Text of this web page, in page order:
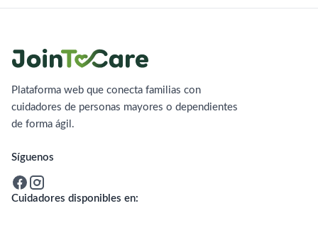
Plataforma web que conecta familias con
cuidadores de personas mayores o dependientes
de forma ágil.
Síguenos
Cuidadores disponibles en: